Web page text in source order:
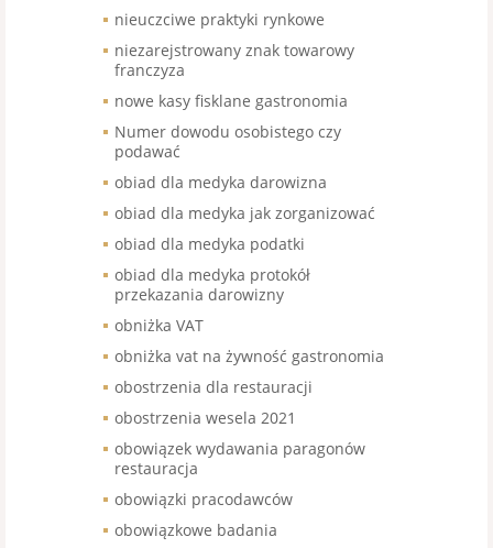
nieuczciwe praktyki rynkowe
niezarejstrowany znak towarowy
franczyza
nowe kasy fisklane gastronomia
Numer dowodu osobistego czy
podawać
obiad dla medyka darowizna
obiad dla medyka jak zorganizować
obiad dla medyka podatki
obiad dla medyka protokół
przekazania darowizny
obniżka VAT
obniżka vat na żywność gastronomia
obostrzenia dla restauracji
obostrzenia wesela 2021
obowiązek wydawania paragonów
restauracja
obowiązki pracodawców
obowiązkowe badania